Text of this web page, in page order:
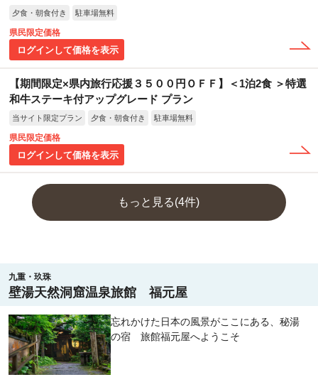
夕食・朝食付き 駐車場無料
県民限定価格
ログインして価格を表示
【期間限定×県内旅行応援３５００円ＯＦＦ】＜1泊2食 ＞特選
和牛ステーキ付アップグレード プラン
当サイト限定プラン 夕食・朝食付き 駐車場無料
県民限定価格
ログインして価格を表示
もっと見る(4件)
九重・玖珠
壁湯天然洞窟温泉旅館 福元屋
忘れかけた日本の風景がここにある、秘湯
の宿 旅館福元屋へようこそ